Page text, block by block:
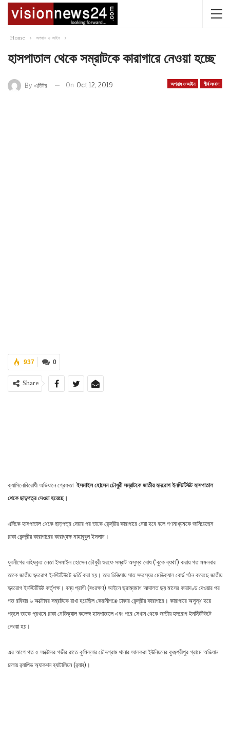
Home অপরাধ ও আইন
হাসপাতাল থেকে সম্রাটকে কারাগারে নেওয়া হচ্ছে
অপরাধ ও আইন শীর্ষ সংবাদ
By এডিটর On Oct 12, 2019
0
937
Share
ক্যাসিনোবিরোধী অভিযানে গ্রেফতা ইসমাইল হোসেন চৌধুরী সম্রাটকে জাতীয় হৃদরোগ ইনস্টিটিউট হাসপাতাল
থেকে ছাড়পত্র দেওয়া হয়েছে।
এদিকে হাসপাতাল থেকে ছাড়পত্র দেয়ার পর তাকে কেন্দ্রীয় কারাগারে নেয়া হবে বলে গণমাধ্যমকে জানিয়েছেন
ঢাকা কেন্দ্রীয় কারাগারের কারাধ্যক্ষ মাহাবুবুল ইসলাম।
যুবলীগের বহিষ্কৃত নেতা ইসমাইল হোসেন চৌধুরী ওরফে সম্রাট অসুস্থ বোধ (‘বুকে ব্যথা’) করায় গত মঙ্গলবার
তাকে জাতীয় হৃদরোগ ইনস্টিটিউটে ভর্তি করা হয়। তার চিকিত্সায় সাত সদস্যের মেডিক্যাল বোর্ড গঠন করেছে জাতীয়
হৃদরোগ ইনস্টিটিউট কর্তৃপক্ষ। বন্য প্রাণী (সংরক্ষণ) আইনে ভ্রাম্যমাণ আদালত ছয় মাসের কারাদণ্ড দেওয়ার পর
গত রবিবার ৬ অক্টোবর সম্রাটকে রাখা হয়েছিল কেরানীগঞ্জে ঢাকার কেন্দ্রীয় কারাগারে। কারাগারে অসুস্থ হয়ে
পড়লে তাকে প্রথমে ঢাকা মেডিক্যাল কলেজ হাসপাতালে এবং পরে সেখান থেকে জাতীয় হৃদরোগ ইনস্টিটিউটে
নেওয়া হয়।
এর আগে গত ৫ অক্টোবর গভীর রাতে কুমিল্লার চৌদ্দগ্রাম থানার আলকরা ইউনিয়নের কুঞ্জশ্রীপুর গ্রামে অভিযান
চালায় র‌্যাপিড অ্যাকশন ব্যাটালিয়ন (র‌্যাব)।